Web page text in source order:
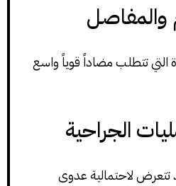
والمفاصل
التي تتطلب مضاداً قوياً واسع
الجراحية
تتعرض لاحتمالية عدوى